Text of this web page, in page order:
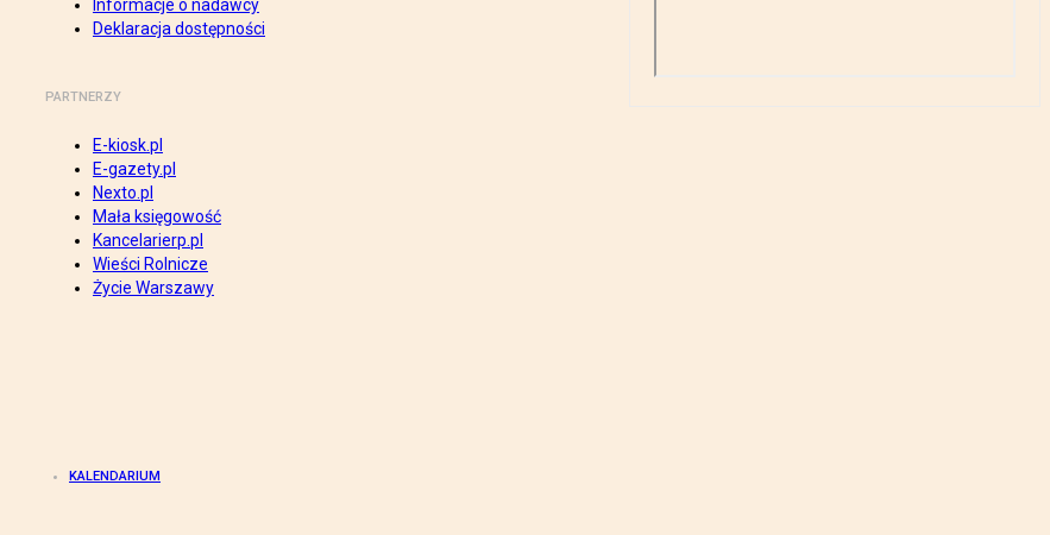
Informacje o nadawcy
Deklaracja dostępności
PARTNERZY
E-kiosk.pl
E-gazety.pl
Nexto.pl
Mała księgowość
Kancelarierp.pl
Wieści Rolnicze
Życie Warszawy
KALENDARIUM